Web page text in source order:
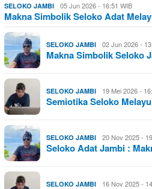
SELOKO JAMBI 05 Jun 2026 - 16:51 WIB
Makna Simbolik Seloko Adat
SELOKO JAMBI 02 Jun 2026 -
Makna Simbolik Seloko
SELOKO JAMBI 19 Mei 2026 -
Semiotika Seloko
SELOKO JAMBI 20 Nov 2025 -
Seloko Adat Jambi :
SELOKO JAMBI 16 Nov 2025 -